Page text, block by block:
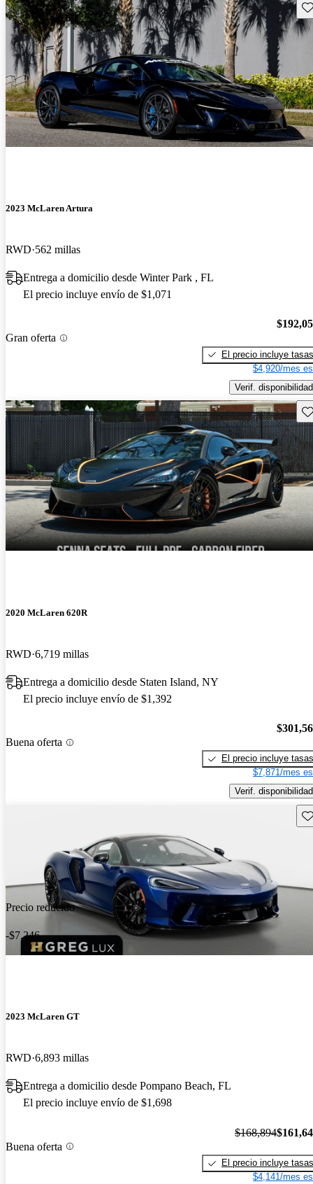
2023 McLaren Artura
RWD 562 millas
Entrega a domicilio desde Winter Park , FL
El precio incluye envío de $1,071
Gran oferta
El precio incluye tasas
$4,920/mes
Verif. disponibilidad
2020 McLaren 620R
RWD 6,719 millas
Entrega a domicilio desde Staten Island, NY
El precio incluye envío de $1,392
Buena oferta
El precio incluye tasas
$7,871/mes
Verif. disponibilidad
Precio reducido
-$7,246
2023 McLaren GT
RWD 6,893 millas
Entrega a domicilio desde Pompano Beach, FL
El precio incluye envío de $1,698
Buena oferta
$168,894
El precio incluye tasas
$4,141/mes